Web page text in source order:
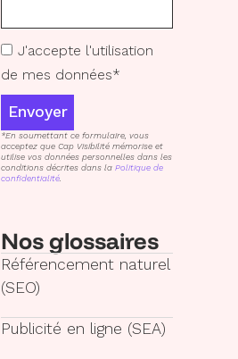
J'accepte l'utilisation
de mes données*
Envoyer
*En soumettant ce formulaire, vous
acceptez que Cap Visibilité mémorise et
utilise vos données personnelles dans les
conditions décrites dans la Politique de
confidentialité.
Nos glossaires
Référencement naturel
(SEO)
Publicité en ligne (SEA)